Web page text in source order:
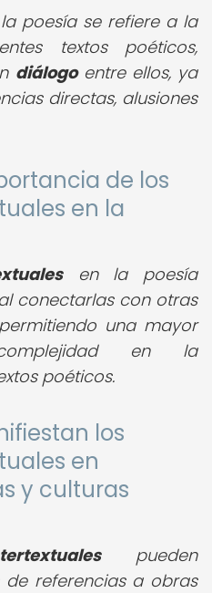
poesía se refiere a la
textos poéticos,
diálogoentre ellos, ya
directas, alusiones
de los
en la
en la poesía
conectarlas con otras
una mayor
en la
poéticos.
los
en
y culturas
pueden
referencias a obras